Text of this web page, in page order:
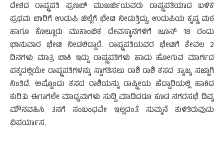
ದೇಶದ ರಾಷ್ಟ್ರಪತಿ ಪ್ರಣಬ್ ಮುಖರ್ಜಿಯವರು ರಾಷ್ಟ್ರಪತಿಯಾದ ಬಳಿಕ
ಪ್ರಥಮ ಬಾರಿಗೆ ಉಡುಪಿ ಜಿಲ್ಲೆಗೆ ಭೇಟಿ ನೀಡುತ್ತಿದ್ದು, ಉಡುಪಿಯ ಕೃಷ್ಣ ಮಠ
ಹಾಗೂ ಕೊಲ್ಲೂರು ಮುಕಾಂಬಿಕ ದೇವಸ್ಥಾನಗಳಿಗೆ ಜೂನ್ 18 ರಂದು
ಭಾನುವಾರ ಭೇಟಿ ನೀಡಲಿದ್ದಾರೆ. ರಾಷ್ಟ್ರಪತಿಯವರ ಭೇಟಿಗೆ ಕೇವಲ 2
ದಿನಗಳು ಮಾತ್ರ ಬಾಕಿ ಇದ್ದು ರಾಷ್ಟ್ರಪತಿಗಳು ಹಾದು ಹೋಗುವ ಮಾರ್ಗದ
ಪಕ್ಕದಲ್ಲಿಯೇ ರಾಷ್ಟ್ರಪತಿಗಳನ್ನು ಸ್ವಾಗತಿಸಲು ರಾಶಿ ರಾಶಿ ಕಸದ ತ್ಯಾಜ್ಯ ಸಜ್ಜಾಗಿ
ನಿಂತಿದೆ. ಅಷ್ಟೊಂದು ಕಸದ ರಾಶಿಯನ್ನು ರಾಷ್ಟ್ರೀಯ ಹೆದ್ದಾರಿಯಲ್ಲಿ ಹಾಕಿದ
ಕುರಿತು ಈಗಾಗಲೇ ಮಾಧ್ಯಮಗಳು ಸುದ್ದಿ ಮಾಡಿದರೂ ಕೂಡ ನಗರಸಭೆ ದಿವ್ಯ
ಮೌನವಹಿಸಿ ತನಗೆ ಸಂಬಂಧವೇ ಇಲ್ಲದಂತೆ ಸುಮ್ಮನೆ ಕುಳಿತಿರುವುದು
ವಿಪರ್ಯಾಸ.